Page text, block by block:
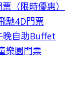
（限時優惠）
馳4D門票
晚自助Buffet
樂園門票